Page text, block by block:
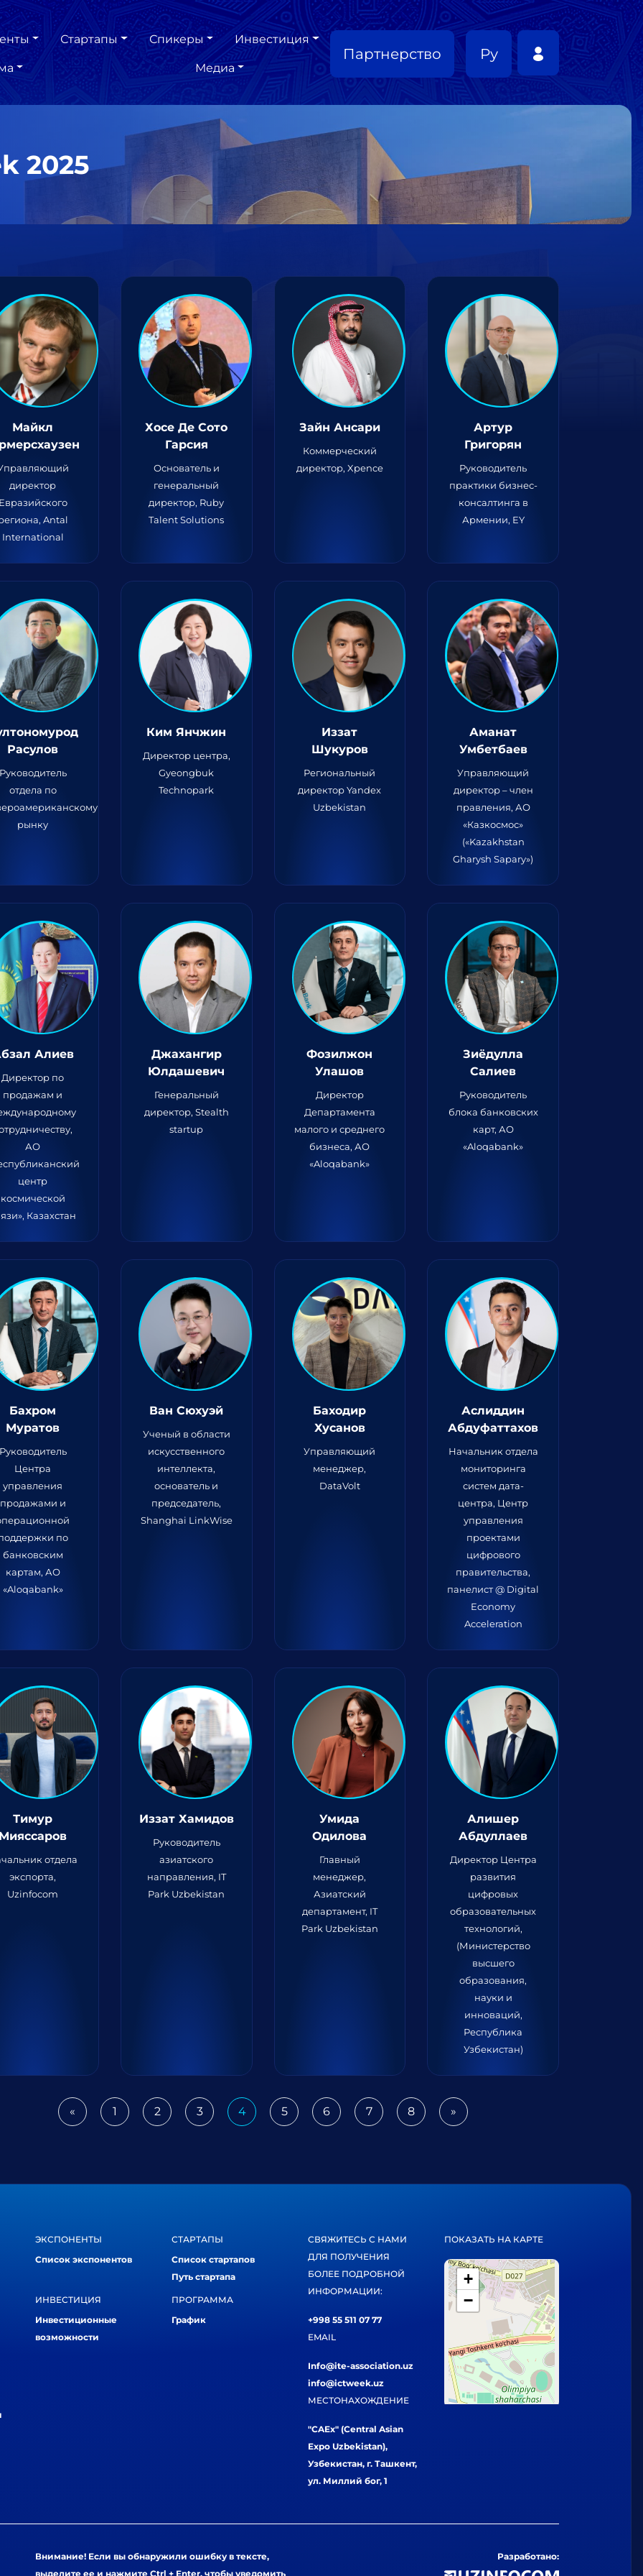
Стартапы Спикеры Инвестиция
Медиа
Партнерство Ру
2025
Майкл
директор
Antal
International
Хосе Де Сото
Гарсия
Основатель и
генеральный
директор, Ruby
Talent Solutions
Зайн Ансари
Коммерческий
директор, Xpence
Артур
Григорян
Руководитель
практики бизнес-
консалтинга в
Армении, EY
Расулов
отдела по
рынку
Ким Янчжин
Директор центра,
Gyeongbuk
Technopark
Иззат
Шукуров
Региональный
директор Yandex
Uzbekistan
Аманат
Умбетбаев
Управляющий
директор – член
правления, АО
«Казкосмос»
(«Kazakhstan
Gharysh Sapary»)
Алиев
Директор по
продажам и
АО
центр
космической
Казахстан
Джахангир
Юлдашевич
Генеральный
директор, Stealth
startup
Фозилжон
Улашов
Директор
Департамента
малого и среднего
бизнеса, АО
«Aloqabank»
Зиёдулла
Салиев
Руководитель
блока банковских
карт, АО
«Aloqabank»
Бахром
Муратов
Центра
управления
продажами и
по
банковским
картам, АО
«Aloqabank»
Ван Сюхуэй
Ученый в области
искусственного
интеллекта,
основатель и
председатель,
Shanghai LinkWise
Баходир
Хусанов
Управляющий
менеджер,
DataVolt
Аслиддин
Абдуфаттахов
Начальник отдела
мониторинга
систем дата-
центра, Центр
управления
проектами
цифрового
правительства,
панелист @ Digital
Economy
Acceleration
Тимур
отдела
экспорта,
Uzinfocom
Иззат Хамидов
Руководитель
азиатского
направления, IT
Park Uzbekistan
Умида
Одилова
Главный
менеджер,
Азиатский
департамент, IT
Park Uzbekistan
Алишер
Абдуллаев
Директор Центра
развития
цифровых
образовательных
технологий,
(Министерство
высшего
образования,
науки и
инноваций,
Республика
Узбекистан)
«Previous1 2 3 4 5 6 7 8 »Next
ЭКСПОНЕНТЫ
Список экспонентов
СТАРТАПЫ
Список стартапов
Путь стартапа
ИНВЕСТИЦИЯ
Инвестиционные
возможности
ПРОГРАММА
График
СВЯЖИТЕСЬ С НАМИ
ДЛЯ ПОЛУЧЕНИЯ
БОЛЕЕ ПОДРОБНОЙ
ИНФОРМАЦИИ:
+998 55 511 07 77
EMAIL
Info@ite-association.uz
info@ictweek.uz
МЕСТОНАХОЖДЕНИЕ
"CAEx" (Central Asian
Expo Uzbekistan),
Узбекистан, г. Ташкент,
ул. Миллий бог, 1
ПОКАЗАТЬ НА КАРТЕ
+
−
Внимание! Если вы обнаружили ошибку в тексте,
выделите ее и нажмите Ctrl + Enter, чтобы уведомить
Разработано: